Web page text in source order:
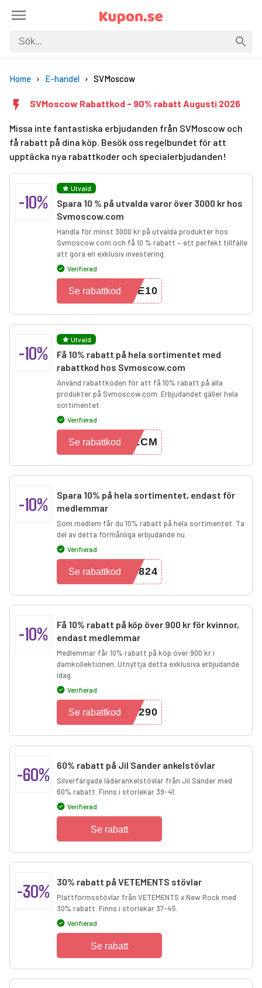
Home E-handel SVMoscow
SVMoscow Rabattkod - 90% rabatt Augusti 2026
Missa inte fantastiska erbjudanden från SVMoscow och
få rabatt på dina köp. Besök oss regelbundet för att
upptäcka nya rabattkoder och specialerbjudanden!
-10%
Utvald
Spara 10 % på utvalda varor över 3000 kr hos
Svmoscow.com
Handla för minst 3000 kr på utvalda produkter hos
Svmoscow.com och få 10 % rabatt – ett perfekt tillfälle
att göra en exklusiv investering.
Verifierad
ME10
Se rabattkod
-10%
Utvald
Få 10% rabatt på hela sortimentet med
rabattkod hos Svmoscow.com
Använd rabattkoden för att få 10% rabatt på alla
produkter på Svmoscow.com. Erbjudandet gäller hela
sortimentet.
Verifierad
WLCM
Se rabattkod
-10%
Spara 10% på hela sortimentet, endast för
medlemmar
Som medlem får du 10% rabatt på hela sortimentet. Ta
del av detta förmånliga erbjudande nu.
Verifierad
8824
Se rabattkod
-10%
Få 10% rabatt på köp över 900 kr för kvinnor,
endast medlemmar
Medlemmar får 10% rabatt på köp över 900 kr i
damkollektionen. Utnyttja detta exklusiva erbjudande
idag.
Verifierad
3290
Se rabattkod
-60% 60% rabatt på Jil Sander ankelstövlar
Silverfärgade läderankelstövlar från Jil Sander med
60% rabatt. Finns i storlekar 39-41.
Verifierad
Se rabatt
-30% 30% rabatt på VETEMENTS stövlar
Plattformsstövlar från VETEMENTS x New Rock med
30% rabatt. Finns i storlekar 37-45.
Verifierad
Se rabatt